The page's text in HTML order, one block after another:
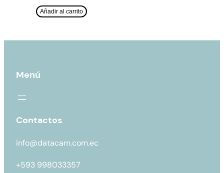
Añadir al carrito
Menú
Contactos
info@datacam.com.ec
+593 998033357